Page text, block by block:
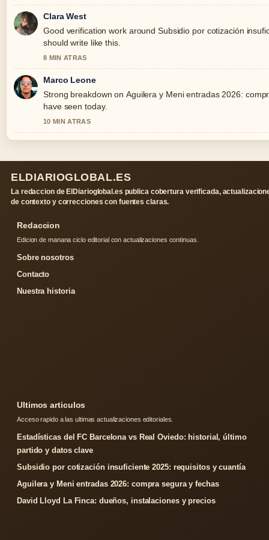
Clara West
Good verification work around Subsidio por cotización
should write like this.
8 MIN ATRAS
Marco Leone
Strong breakdown on Aguilera y Meni entradas 2026:
have seen today.
10 MIN ATRAS
ELDIARIOGLOBAL.ES
La redaccion de ElDiarioglobal.es publica cobertura verificada,
de contexto y correcciones con fuentes claras.
Redaccion
Edicion de manana ciclo editorial con actualizaciones continuas.
Sobre nosotros
Contacto
Nuestra historia
Ultimos articulos
Acceso rapido a las ultimas actualizaciones editoriales.
Estadísticas del FC Barcelona vs Real Oviedo: historial, último
partido y datos clave
Subsidio por cotización insuficiente 2025: requisitos y cuantía
Aguilera y Meni entradas 2026: compra segura y fechas
David Lloyd La Finca: dueños, instalaciones y precios